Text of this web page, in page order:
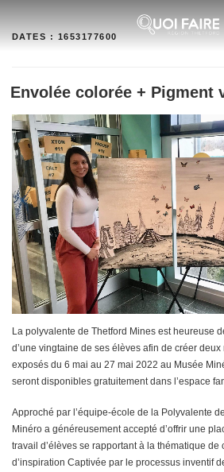
contenu
DATES : 1653177600
Envolée colorée + Pigment
La polyvalente de Thetford Mines est heureuse
d’une vingtaine de ses élèves afin de créer deux
exposés du 6 mai au 27 mai 2022 au Musée
seront disponibles gratuitement dans l’espace
Approché par l’équipe-école de la Polyvalente
Minéro a généreusement accepté d’offrir une
travail d’élèves se rapportant à la thématique de
d’inspiration Captivée par le processus inventif